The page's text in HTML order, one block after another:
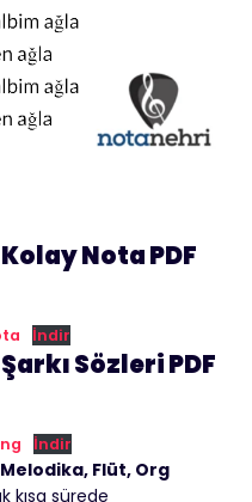
Nota PDF
İndir
Sözleri PDF
İndir
Flüt, Org
kısa sürede